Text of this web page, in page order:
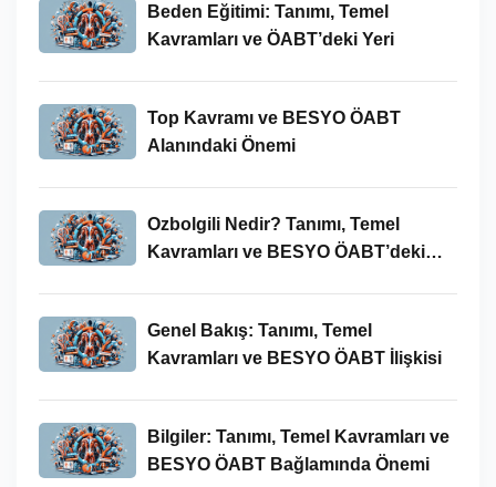
Beden Eğitimi: Tanımı, Temel
Kavramları ve ÖABT’deki Yeri
Top Kavramı ve BESYO ÖABT
Alanındaki Önemi
Ozbolgili Nedir? Tanımı, Temel
Kavramları ve BESYO ÖABT’deki
Genel Bakış: Tanımı, Temel
Kavramları ve BESYO ÖABT İlişkisi
Bilgiler: Tanımı, Temel Kavramları ve
BESYO ÖABT Bağlamında Önemi